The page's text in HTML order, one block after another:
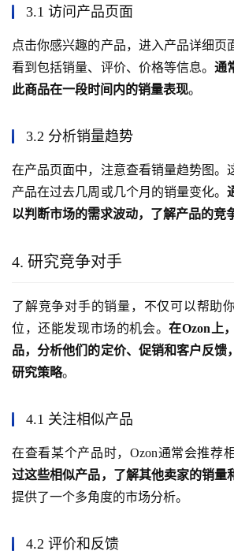
3.1 访问产品页面
点击你感兴趣的产品，进入产品详细页
看到包括销量、评价、价格等信息。通
此商品在一段时间内的销量表现。
3.2 分析销量趋势
在产品页面中，注意查看销量趋势图。
产品在过去几周或几个月的销量变化。
以判断市场的需求波动，了解产品的竞
4. 研究竞争对手
了解竞争对手的销量，不仅可以帮助
位，还能发现市场的机会。在Ozon上
品，分析他们的定价、促销和客户反馈
研究策略。
4.1 关注相似产品
在查看某个产品时，Ozon通常会推荐
过这些相似产品，了解其他卖家的销量
提供了一个多角度的市场分析。
4.2 评价和反馈